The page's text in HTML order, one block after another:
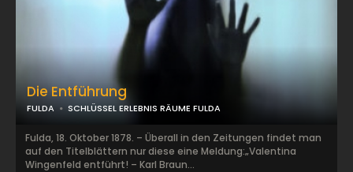
Die Entführung
FULDA SCHLÜSSEL ERLEBNIS RÄUME FULDA
Fulda, 18. Oktober 1878. – Überall in den Zeitungen findet man
auf den Titelblättern nur diese eine Meldung:„Valentina
Wingenfeld entführt! – Karl Braun...